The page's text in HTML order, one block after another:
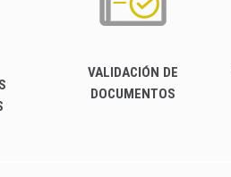
VALIDACIÓN DE
DOCUMENTOS